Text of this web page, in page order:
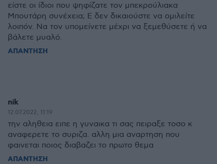
είστε οι ίδιοι που ψηφίζατε τον μπεκρούλιακα
Μπουτάρη συνέχεια; Ε δεν δικαιούστε να ομιλείτε
λοιπόν. Να τον υπομείνετε μέχρι να ξεμεθύσετε ή να
βάλετε μυαλό.
ΑΠΑΝΤΗΣΗ
nik
12.07.2022, 11:19
την αληθεια ειπε η γυναικα τι σας πειραξε τοσο κ
αναφερετε το συριζα. αλλη μια αναρτηση που
φαινεται ποιος διαβαζει το πρωτο θεμα
ΑΠΑΝΤΗΣΗ